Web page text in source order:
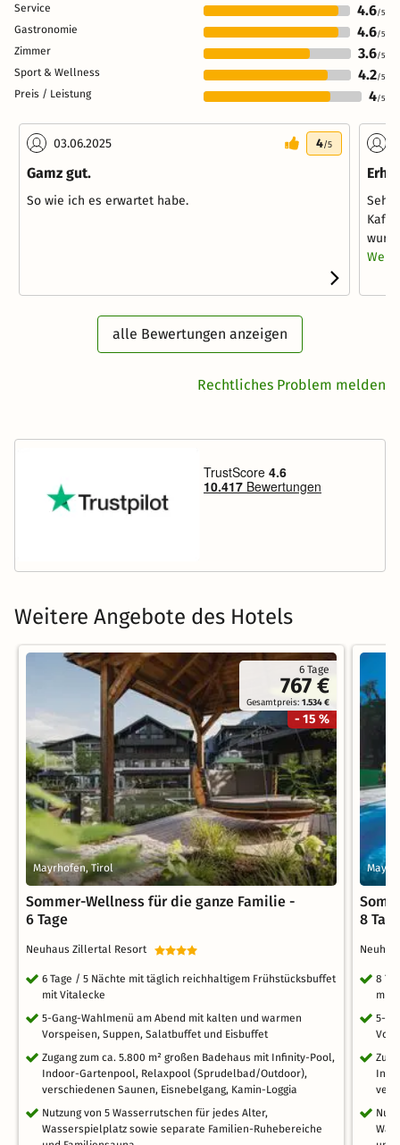
Service 4.6/5
Gastronomie 4.6/5
Zimmer 3.6/5
Sport & Wellness 4.2/5
Preis / Leistung 4/5
03.06.2025 4/5
Gamz gut.
So wie ich es erwartet habe.
Sehr
alle Bewertungen anzeigen
Rechtliches Problem melden
Weitere Angebote des Hotels
6 Tage
767 €
Gesamtpreis:1.534 €
- 15 %
Mayrhofen, Tirol
Sommer-Wellness für die ganze Familie -
6 Tage
Neuhaus Zillertal Resort
6 Tage / 5 Nächte mit täglich reichhaltigem Frühstücksbuffet
mit Vitalecke
5-Gang-Wahlmenü am Abend mit kalten und warmen
Vorspeisen, Suppen, Salatbuffet und Eisbuffet
Zugang zum ca. 5.800 m² großen Badehaus mit Infinity-Pool,
Indoor-Gartenpool, Relaxpool (Sprudelbad/Outdoor),
verschiedenen Saunen, Eisnebelgang, Kamin-Loggia
Nutzung von 5 Wasserrutschen für jedes Alter,
Wasserspielplatz sowie separate Familien-Ruhebereiche
8
8
mit
5-